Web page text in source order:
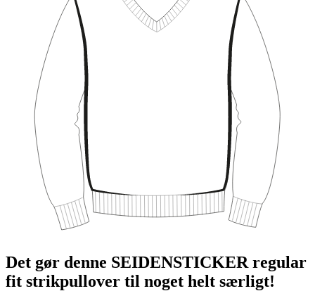
Det gør denne SEIDENSTICKER regular
fit strikpullover til noget helt særligt!